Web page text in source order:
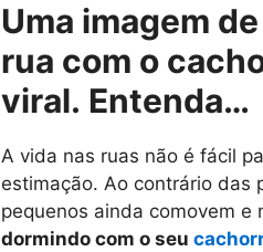
Uma imagem
rua com o
viral. Entenda…
A vida nas ruas não é fácil
estimação. Ao contrário das
pequenos ainda comovem e
dormindo com o seu